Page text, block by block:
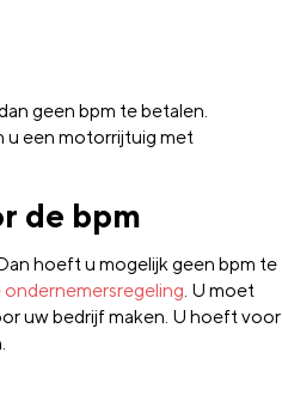
geen bpm te betalen.
u een motorrijtuig met
de bpm
hoeft u mogelijk geen bpm te
. U moet
uw bedrijf maken. U hoeft voor